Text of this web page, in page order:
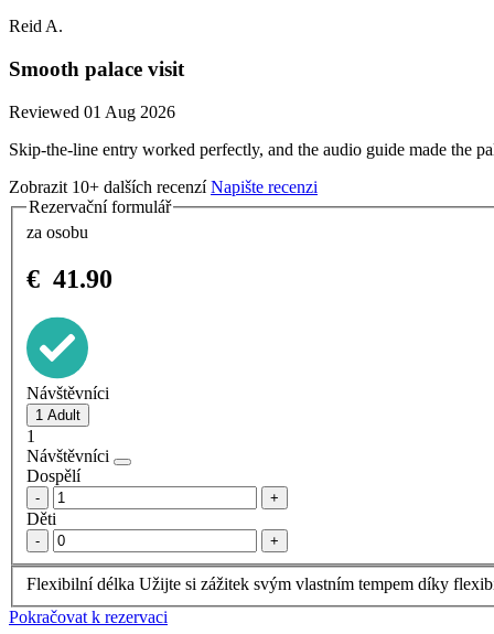
Reid A.
Smooth palace visit
Reviewed 01 Aug 2026
Skip-the-line entry worked perfectly, and the audio guide made the
Zobrazit 10+ dalších recenzí Napište recenzi
Rezervační formulář
za osobu
€ 41.90
Návštěvníci
1
Návštěvníci
Dospělí
- +
Děti
- +
Flexibilní délka Užijte si zážitek svým vlastním tempem díky
Pokračovat k rezervaci